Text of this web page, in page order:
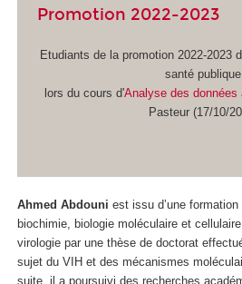
Promotion 2022-2023
Etudiants de la promotion 2022-2023
santé publique
lors du cours d'Analyse des données
Pasteur (17/10/
Ahmed Abdouni est issu d’une
biochimie, biologie moléculaire et
virologie par une thèse de doctorat
sujet du VIH et des mécanismes
suite, il a poursuivi des recherches